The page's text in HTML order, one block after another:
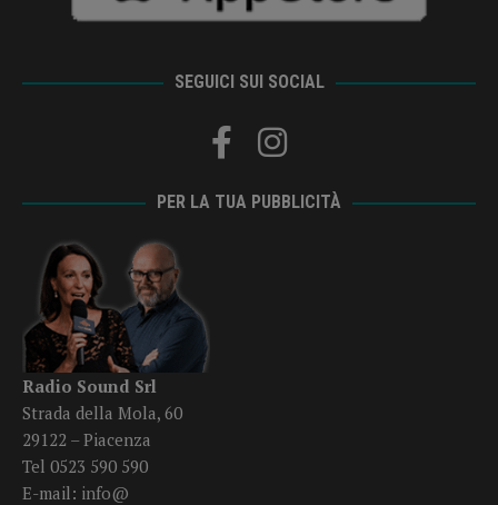
SEGUICI SUI SOCIAL
PER LA TUA PUBBLICITÀ
Radio Sound Srl
Strada della Mola, 60
29122 – Piacenza
Tel 0523 590 590
E-mail: info@